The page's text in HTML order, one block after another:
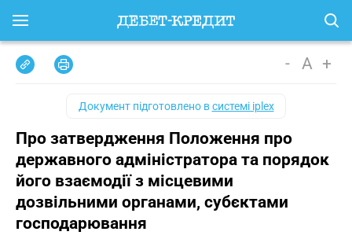
- A +
Документ підготовлено всистемі iplex
Про затвердження Положення про
державного адміністратора та порядок
його взаємодії з місцевими
дозвільними органами, субєктами
господарювання